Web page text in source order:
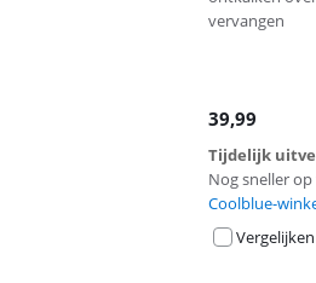
vervangen
39,99
Tijdelijk
Nog sneller
Coolblue-
Vergelijken